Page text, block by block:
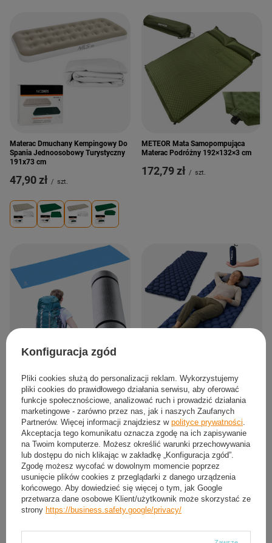
Materac Dmuchany Kempingowy Do
Spania Jednoosobowy Turystyczny
191x73 cm
47,90 zł / szt.
METEOR Mata Samopompująca
Materac Podróżny 192×132×3 cm
172,79 zł / szt.
Karimata Mata Turystyczna
Kempingowa Pod Namiot Z Izolacją
NILS 190x60 cm
38,30 zł / szt.
MERKAN Mata Turystyczna
Pompowana Materac Pod Namiot
190x58 cm
67,19 zł / szt.
Najniższa cena z 30 dni przed
obniżką:89,99 zł -25%
Cena regularna:99,99 zł -33%
Konfiguracja zgód
Pliki cookies służą do personalizacji reklam. Wykorzystujemy
pliki cookies do prawidłowego działania serwisu, aby oferować
funkcje społecznościowe, analizować ruch i prowadzić działania
marketingowe - zarówno przez nas, jak i naszych Zaufanych
Partnerów. Więcej informacji znajdziesz w polityce prywatności
Akceptacja tego komunikatu oznacza zgodę na ich zapisywanie
na Twoim komputerze. Możesz określić warunki przechowywania
lub dostępu do nich klikając w zakładkę „Konfiguracja zgód”.
Zgodę możesz wycofać w dowolnym momencie poprzez
usunięcie plików cookies z przeglądarki z danego urządzenia
końcowego. Aby dowiedzieć się więcej o tym, jak Google
przetwarza dane osobowe Klient/użytkownik może skorzystać ze
strony https://business.safety.google/privacy/